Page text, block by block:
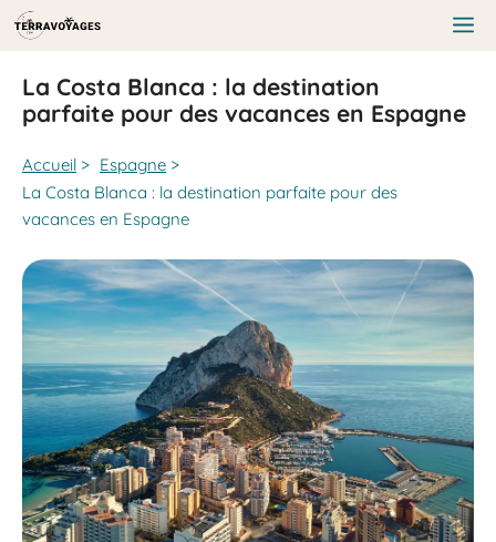
Aller
au
contenu
La Costa Blanca : la destination
parfaite pour des vacances en Espagne
Accueil > Espagne >
La Costa Blanca : la destination parfaite pour des
vacances en Espagne